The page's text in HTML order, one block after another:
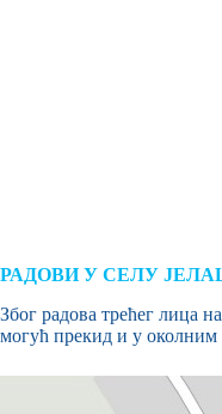
РАДОВИ У СЕЛУ
Због радова трећег лица
могућ прекид и у околним